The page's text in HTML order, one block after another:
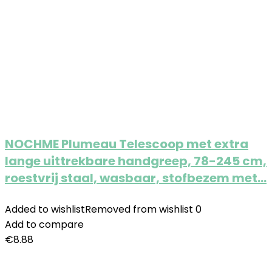
NOCHME Plumeau Telescoop met extra
lange uittrekbare handgreep, 78-245 cm,
roestvrij staal, wasbaar, stofbezem met…
Added to wishlistRemoved from wishlist 0
Add to compare
€8.88